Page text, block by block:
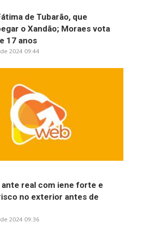
de Tubarão, que
o Xandão; Moraes vota
17 anos
2024 09:44
ante real com iene forte e
no exterior antes de
2024 09:36